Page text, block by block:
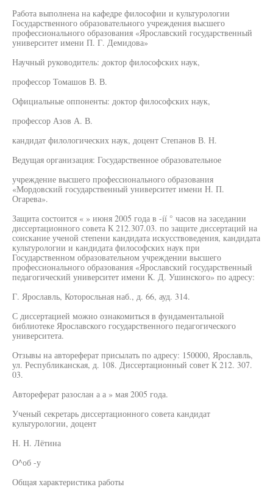
Работа выполнена на кафедре философии и культурологии
Государственного образовательного учреждения высшего
профессионального образования «Ярославский государственный
университет имени П. Г. Демидова»
Научный руководитель: доктор философских наук,
профессор Томашов В. В.
Официальные оппоненты: доктор философских наук,
профессор Азов А. В.
кандидат филологических наук, доцент Степанов В. Н.
Ведущая организация: Государственное образовательное
учреждение высшего профессионального образования
«Мордовский государственный университет имени Н. П.
Огарева».
Защита состоится « » июня 2005 года в -íí ° часов на заседании
диссертационного совета К 212.307.03. по защите диссертаций на
соискание ученой степени кандидата искусствоведения, кандидата
культурологии и кандидата философских наук при
Государственном образовательном учреждении высшего
профессионального образования «Ярославский государственный
педагогический университет имени К. Д. Ушинского» по адресу:
Г. Ярославль, Которосльная наб., д. 66, ауд. 314.
С диссертацией можно ознакомиться в фундаментальной
библиотеке Ярославского государственного педагогического
университета.
Отзывы на автореферат присылать по адресу: 150000, Ярославль,
ул. Республиканская, д. 108. Диссертационный совет К 212. 307.
03.
Автореферат разослан а а » мая 2005 года.
Ученый секретарь диссертационного совета кандидат
культурологии, доцент
Н. Н. Лётина
О^об -у
Общая характеристика работы